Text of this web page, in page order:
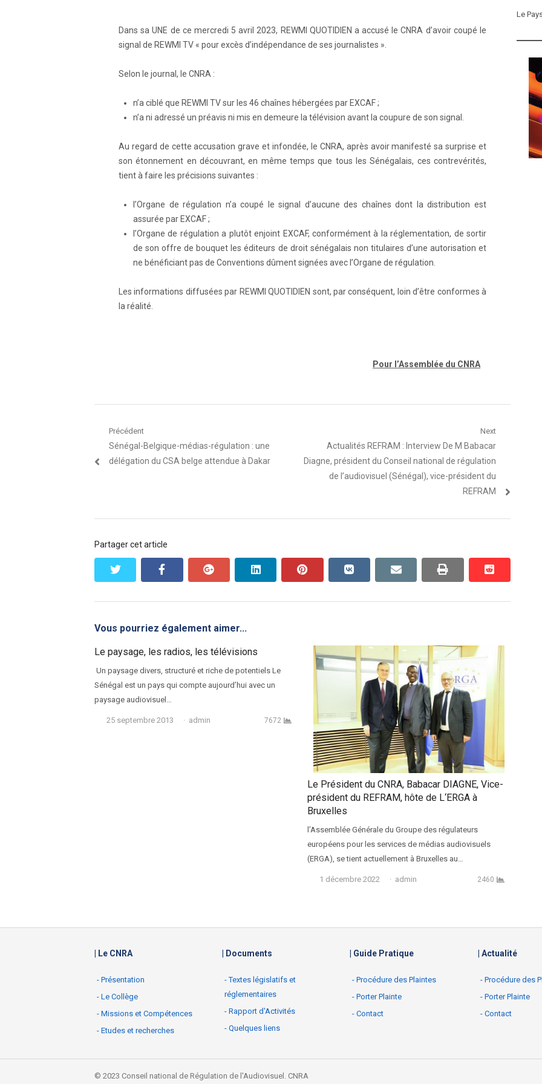
Dans sa UNE de ce mercredi 5 avril 2023, REWMI QUOTIDIEN a accusé le CNRA d’avoir coupé le
signal de REWMI TV « pour excès d’indépendance de ses journalistes ».
Selon le journal, le CNRA :
n’a ciblé que REWMI TV sur les 46 chaînes hébergées par EXCAF ;
n’a ni adressé un préavis ni mis en demeure la télévision avant la coupure de son signal.
Au regard de cette accusation grave et infondée, le CNRA, après avoir manifesté sa surprise et
son étonnement en découvrant, en même temps que tous les Sénégalais, ces contrevérités,
tient à faire les précisions suivantes :
l’Organe de régulation n’a coupé le signal d’aucune des chaînes dont la distribution est
assurée par EXCAF ;
l’Organe de régulation a plutôt enjoint EXCAF, conformément à la réglementation, de sortir
de son offre de bouquet les éditeurs de droit sénégalais non titulaires d’une autorisation et
ne bénéficiant pas de Conventions dûment signées avec l’Organe de régulation.
Les informations diffusées par REWMI QUOTIDIEN sont, par conséquent, loin d’être conformes à
la réalité.
Pour l’Assemblée du CNRA
Navigation
de
Précédent
Article
précédent
Sénégal-Belgique-médias-régulation : une
délégation du CSA belge attendue à Dakar
Next
Article
suivant
Actualités REFRAM : Interview De M Babacar
Diagne, président du Conseil national de régulation
de l’audiovisuel (Sénégal), vice-président du
REFRAM
Partager cet article
facebook google+ linkedin pinterest vkontakte
Vous pourriez également aimer...
Le paysage, les radios, les télévisions
Un paysage divers, structuré et riche de potentiels Le
Sénégal est un pays qui compte aujourd’hui avec un
paysage audiovisuel…
25 septembre 2013 Auteur
admin 7672
Le Président du CNRA, Babacar DIAGNE, Vice-
président du REFRAM, hôte de L‘ERGA à
Bruxelles
l’Assemblée Générale du Groupe des régulateurs
européens pour les services de médias audiovisuels
(ERGA), se tient actuellement à Bruxelles au…
1 décembre 2022 Auteur
admin 2460
Le
| Le CNRA
- Présentation
- Le Collège
- Missions et Compétences
- Etudes et recherches
| Documents
- Textes législatifs et
réglementaires
- Rapport d'Activités
- Quelques liens
| Guide Pratique
- Procédure des Plaintes
- Porter Plainte
- Contact
| Actualité
- Procédure des
- Porter Plainte
- Contact
© 2023 Conseil national de Régulation de l'Audiovisuel. CNRA